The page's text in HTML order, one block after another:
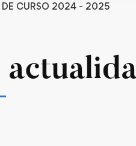
DE CURSO 2024 - 2025